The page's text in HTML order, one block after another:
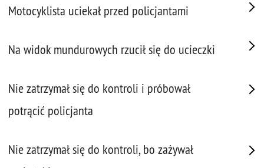
Motocyklista uciekał przed policjantami
Na widok mundurowych rzucił się do ucieczki
Nie zatrzymał się do kontroli i próbował
potrącić policjanta
Nie zatrzymał się do kontroli, bo zażywał